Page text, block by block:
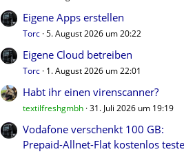
Eigene Apps erstellen
Torc 5. August 2026 um 20:22
Eigene Cloud betreiben
Torc 1. August 2026 um 22:01
Habt ihr einen virenscanner?
textilfreshgmbh 31. Juli 2026 um 19:19
Vodafone verschenkt 100 GB:
Prepaid-Allnet-Flat kostenlos